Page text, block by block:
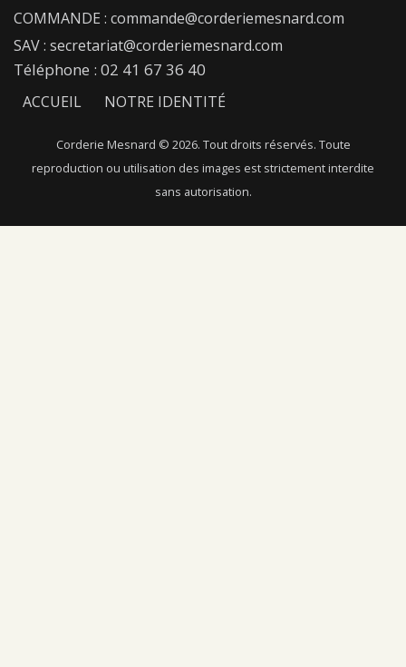
COMMANDE : commande@corderiemesnard.com
SAV : secretariat@corderiemesnard.com
Téléphone : 02 41 67 36 40
ACCUEIL
NOTRE IDENTITÉ
NOTRE SAVOIR-FAIRE
NOS FIBRES
NOTRE CATALOGUE
NOUS CONTACTER
Corderie Mesnard © 2026. Tout droits réservés. Toute
reproduction ou utilisation des images est strictement interdite
sans autorisation.